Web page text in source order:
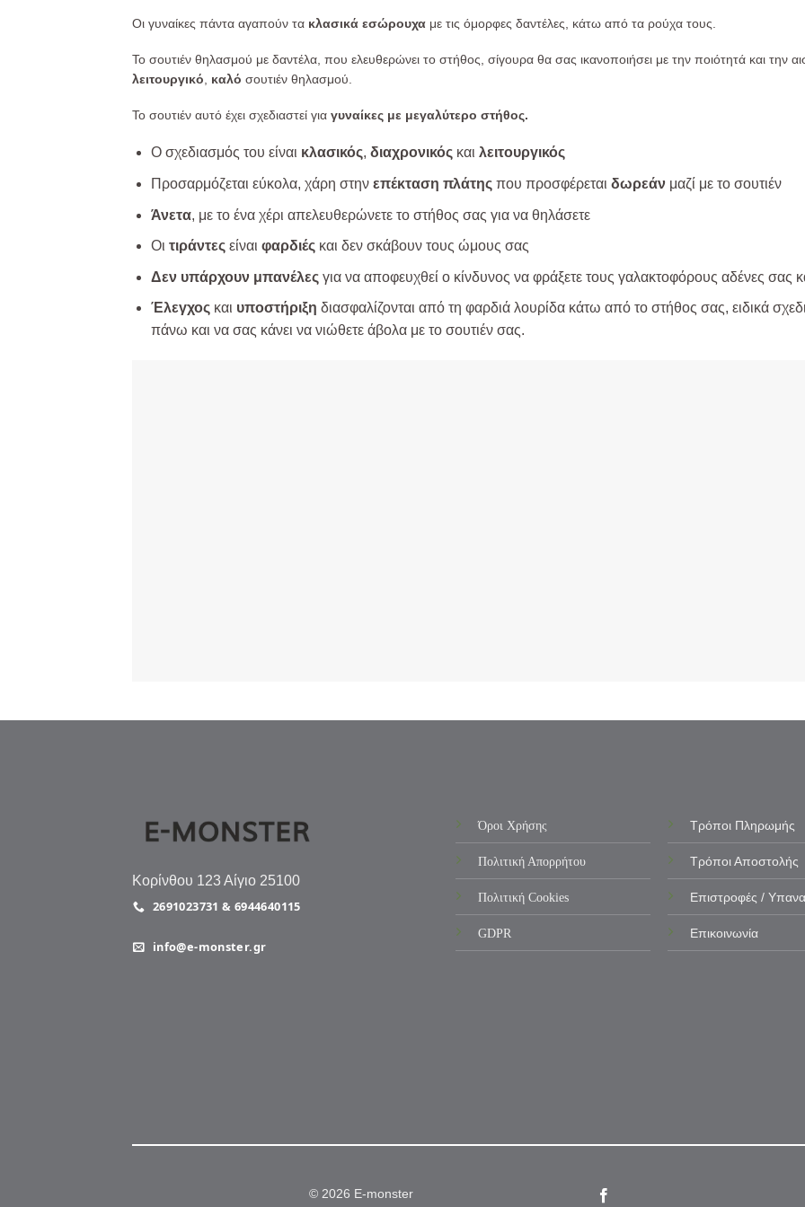
Οι γυναίκες πάντα αγαπούν τα κλασικά εσώρουχα με τις όμορφες δαντέλες, κάτω από τα ρούχα τους.
Το σουτιέν θηλασμού με δαντέλα, που ελευθερώνει το στήθος, σίγουρα θα σας ικανοποιήσει με την ποιότητά και την
λειτουργικό
καλό σουτιέν θηλασμού.
Το σουτιέν αυτό έχει σχεδιαστεί για γυναίκες με μεγαλύτερο στήθος.
Ο σχεδιασμός του είναι κλασικός, διαχρονικός και λειτουργικός
Προσαρμόζεται εύκολα, χάρη στηνεπέκταση πλάτηςπου προσφέρεται δωρεάν μαζί με το σουτιέν
Άνετα, με το ένα χέρι απελευθερώνετε το στήθος σας για να θηλάσετε
Οι τιράντες είναι φαρδιές και δεν σκάβουν τους ώμους σας
Δεν υπάρχουν μπανέλεςγια να αποφευχθεί ο κίνδυνος να φράξετε τους γαλακτοφόρους αδένες σας
Έλεγχος και υποστήριξη διασφαλίζονται από τη φαρδιά λουρίδα κάτω από το στήθος σας, ειδικά
πάνω και να σας κάνει να νιώθετε άβολα με το σουτιέν σας.
Κορίνθου 123 Αίγιο 25100
2691023731 & 6944640115
info@e-monster.gr
Όροι Χρήσης
Πολιτική Απορρήτου
Πολιτική Cookies
GDPR
Τρόποι Πληρωμής
Τρόποι Αποστολής
Επιστροφές /
Επικοινωνία
© 2026 E-monster